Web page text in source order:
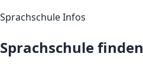
Sprachschule Infos
Sprachschule finden